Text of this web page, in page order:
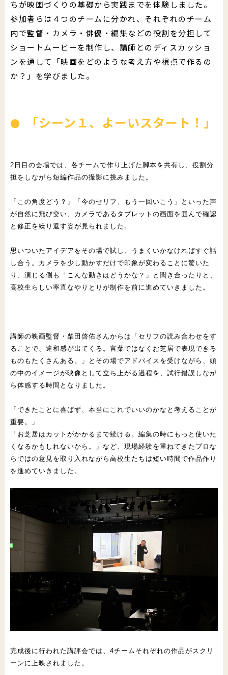
事業概要
役員紹介
役員報酬
かがわ文化芸術祭
beyond2020
さぬき映画祭
お問い合わせ
ちが映画づくりの基礎から実践までを体験しました。
参加者らは４つのチームに分かれ、それぞれのチーム
内で監督・カメラ・俳優・編集などの役割を分担して
ショートムービーを制作し、講師とのディスカッショ
ンを通して「映画をどのような考え方や視点で作るの
か？」を学びました。
「シーン１、よーいスタート！」
2日目の会場では、各チームで作り上げた脚本を共有し、役割分
担 をしながら短編作品の撮影に挑みました。
「この角度どう？」「今のセリフ、もう一回いこう」といった声
が自然に飛び交い、カメラであるタブレットの画面を囲んで確認
と修正を繰り返す姿が見られました。
思いついたアイデアをその場で試し、うまくいかなければすぐ話
し 合う。カメラを少し動かすだけで印象が変わることに驚いた
り、演 じる側も「こんな動きはどうかな？」と聞き合ったりと、
高校生ら しい率直なやりとりが制作を前に進めていきました。
講師の映画監督・柴田啓佑さんからは「セリフの読み合わせをす
る ことで、違和感が出てくる。言葉ではなくお芝居で表現できる
もの もたくさんある。」とその場でアドバイスを受けながら、頭
の中のイメージが映像として立ち上がる過程を、試行錯誤しなが
ら体感す る時間となりました。
「できたことに喜ばず、本当にこれでいいのかなと考えることが
重要。」
「お芝居はカットがかかるまで続ける。編集の時にもっと使いた
く なるかもしれないから。」など、現場経験を重ねてきたプロな
らではの意見を取り入れながら高校生たちは短い時間で作品作り
を進めていきました。
完成後に行われた講評会では、4チームそれぞれの作品がスクリ
ー ンに上映されました。